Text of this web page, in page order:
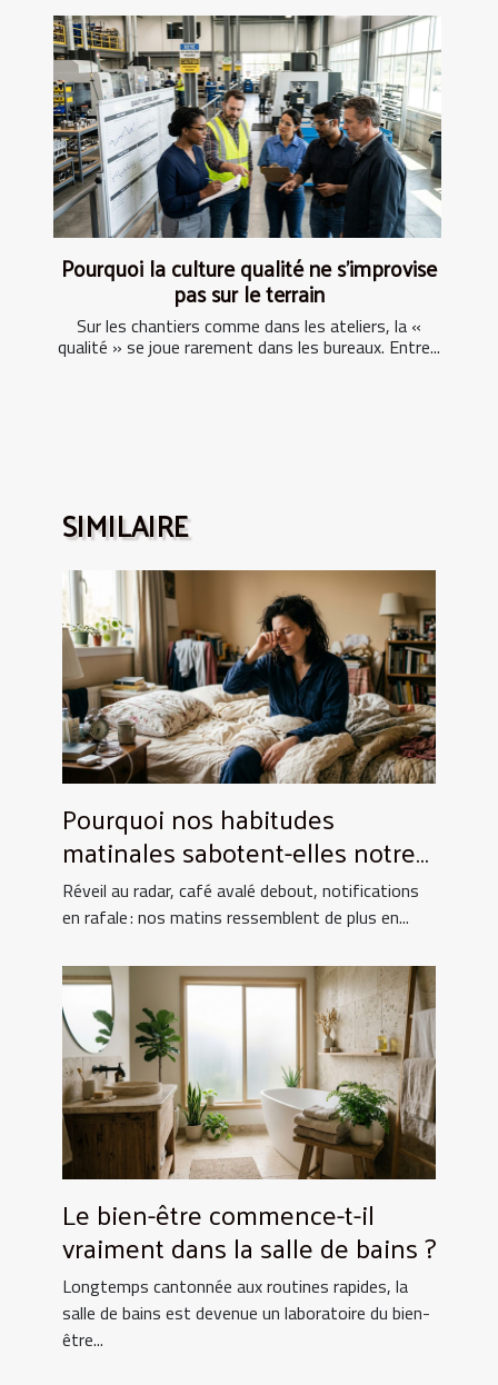
Pourquoi la culture qualité ne s’improvise
pas sur le terrain
Sur les chantiers comme dans les ateliers, la «
qualité » se joue rarement dans les bureaux. Entre...
SIMILAIRE
Pourquoi nos habitudes
matinales sabotent-elles notre
énergie ?
Réveil au radar, café avalé debout, notifications
en rafale : nos matins ressemblent de plus en...
Le bien-être commence-t-il
vraiment dans la salle de bains ?
Longtemps cantonnée aux routines rapides, la
salle de bains est devenue un laboratoire du bien-
être...